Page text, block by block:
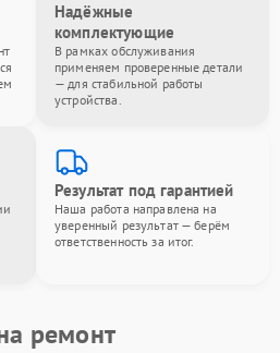
Надёжные
комплектующие
В рамках обслуживания
применяем проверенные детали
— для стабильной работы
устройства.
Результат под гарантией
Наша работа направлена на
уверенный результат — берём
ответственность за итог.
ремонт